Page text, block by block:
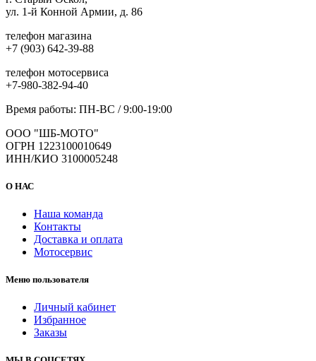
ул. 1-й Конной Армии, д. 86
телефон магазина
+7 (903) 642-39-88
телефон мотосервиса
+7-980-382-94-40
Время работы: ПН-ВС / 9:00-19:00
ООО "ШБ-МОТО"
ОГРН 1223100010649
ИНН/КИО 3100005248
О НАС
Наша команда
Контакты
Доставка и оплата
Мотосервис
Меню пользователя
Личный кабинет
Избранное
Заказы